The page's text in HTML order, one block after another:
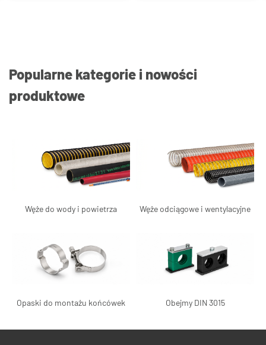
Popularne kategorie i nowości
produktowe
Węże do wody i powietrza Węże odciągowe i wentylacyjne
Opaski do montażu końcówek Obejmy DIN 3015